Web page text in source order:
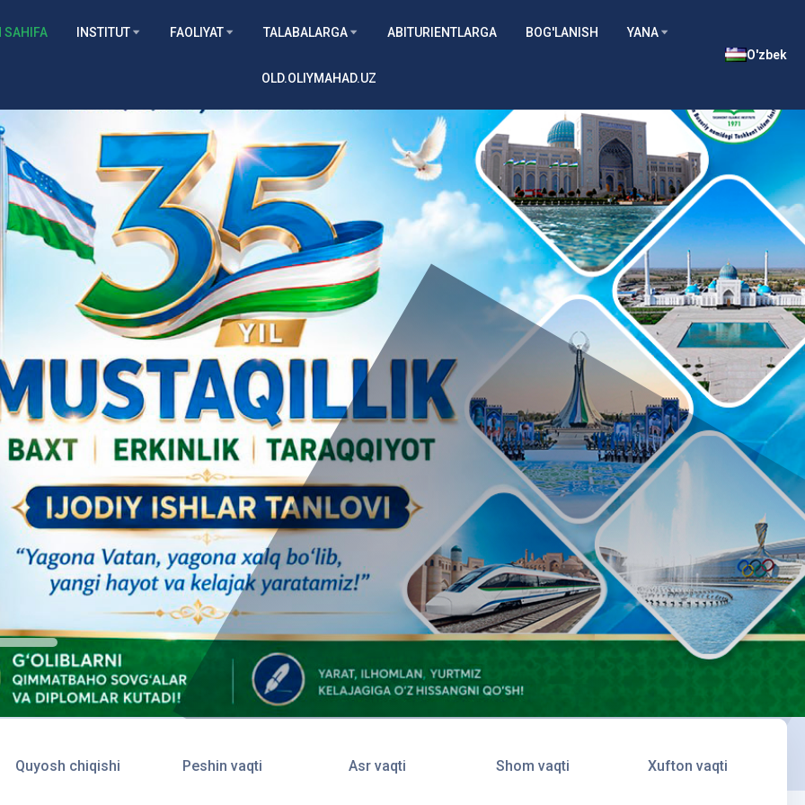
SAHIFA INSTITUT FAOLIYAT TALABALARGA ABITURIENTLARGA BOG'LANISH YANA
OLD.OLIYMAHAD.UZ
O'zbek
Quyosh chiqishi Peshin vaqti Asr vaqti Shom vaqti Xufton vaqti